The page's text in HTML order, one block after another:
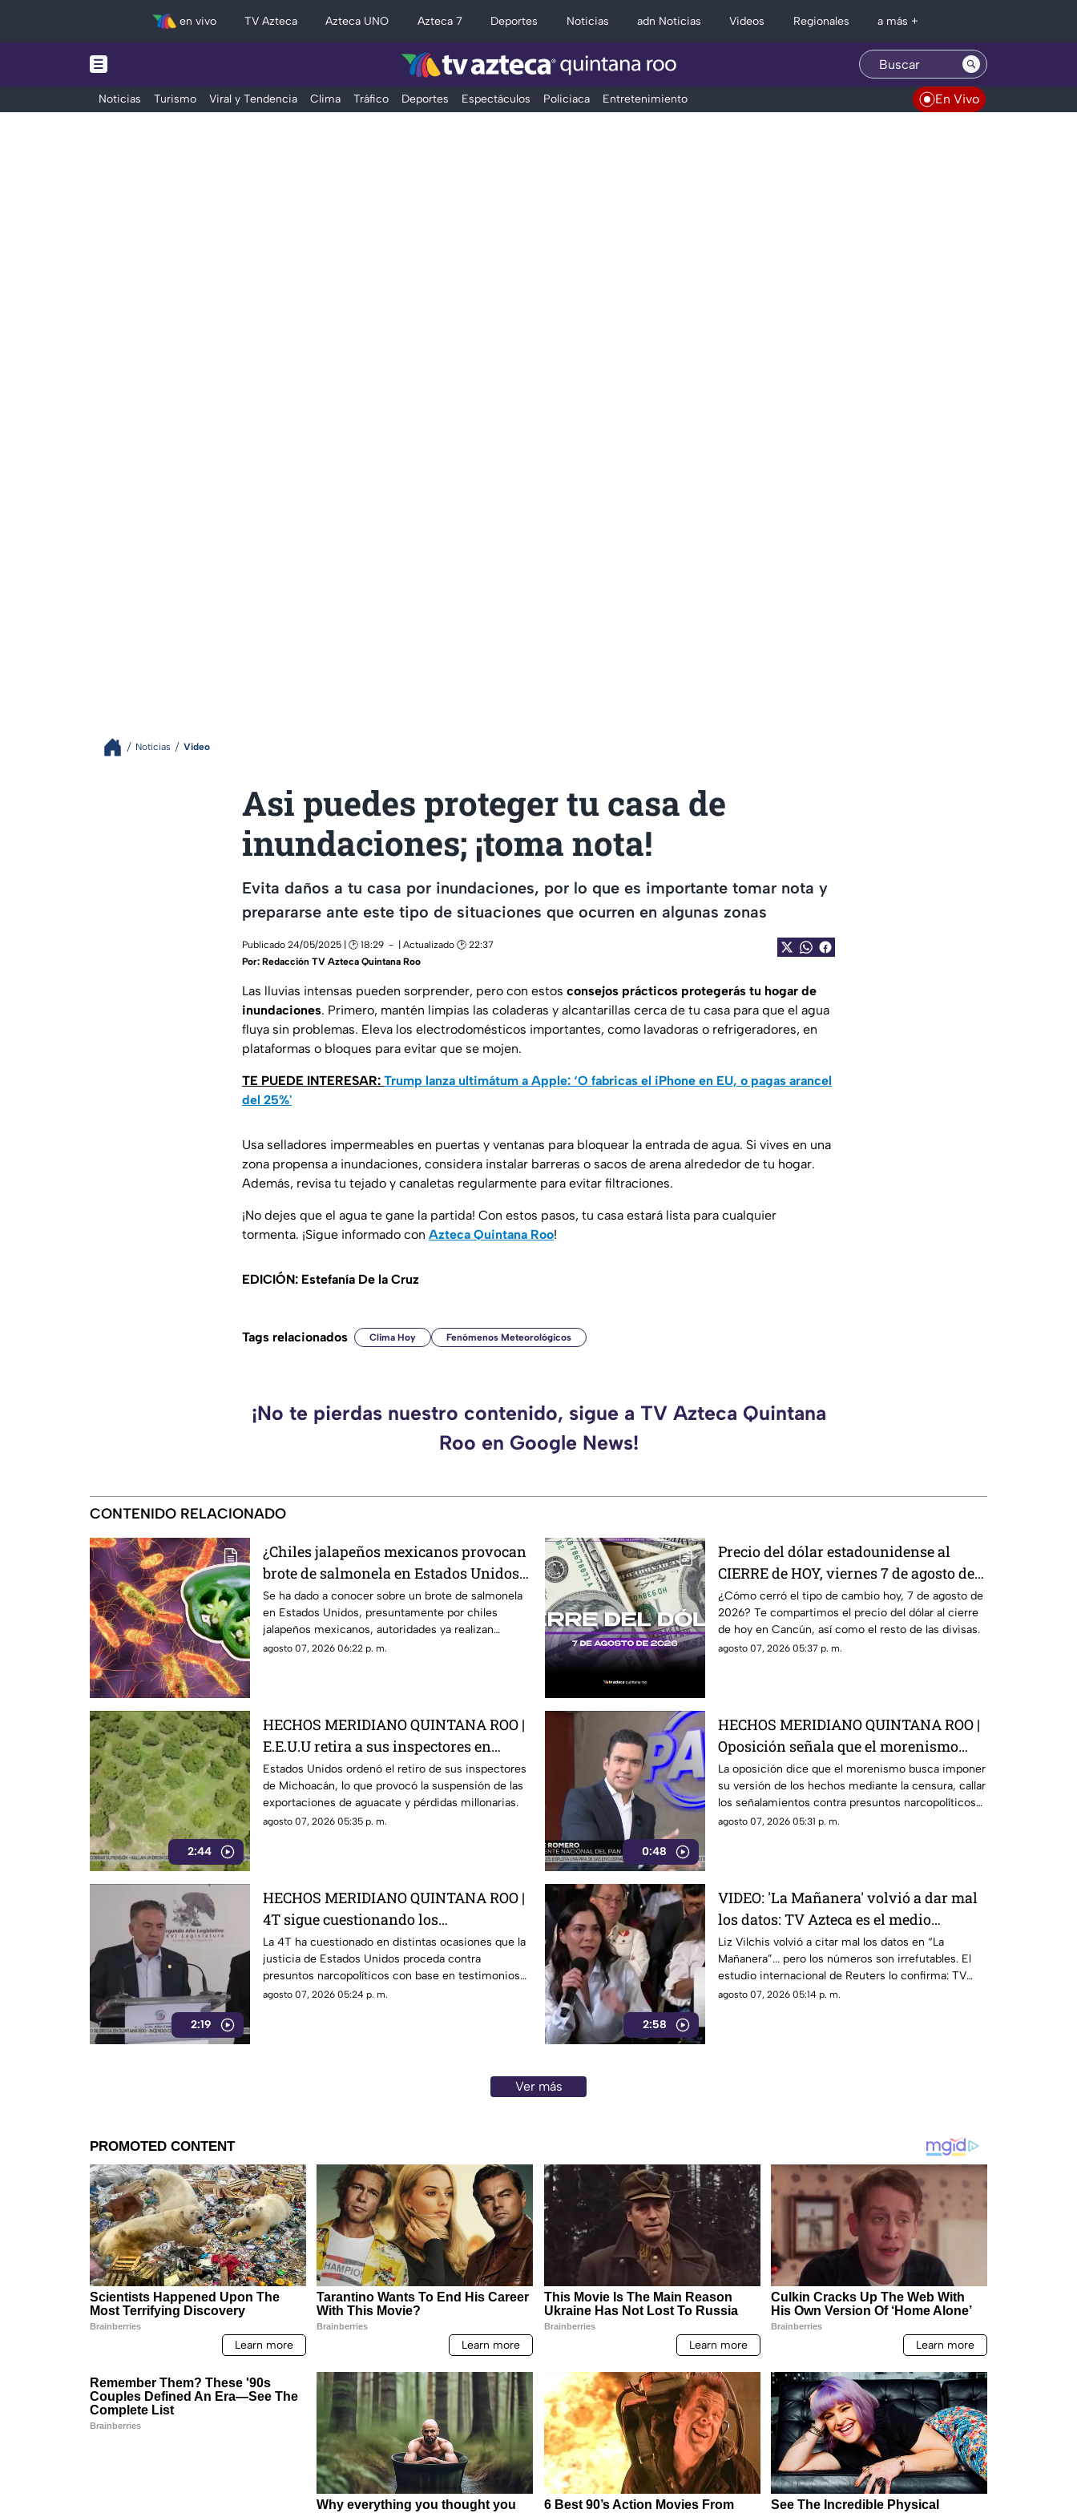
en vivo TV Azteca Azteca UNO Azteca 7 Deportes Noticias adn Noticias Videos Regionales a más +
Noticias Turismo Viral y Tendencia Clima Tráfico Deportes Espectáculos Policiaca Entretenimiento En Vivo
Noticias Video
Asi puedes proteger tu casa de
inundaciones; ¡toma nota!
Evita daños a tu casa por inundaciones, por lo que es importante tomar nota y
prepararse ante este tipo de situaciones que ocurren en algunas zonas
Publicado 24/05/2025 | 🕑 18:29
| Actualizado 🕑 22:37
Por: Redacción TV Azteca Quintana Roo
Las lluvias intensas pueden sorprender, pero con estos consejos prácticos protegerás tu hogar de
inundaciones. Primero, mantén limpias las coladeras y alcantarillas cerca de tu casa para que el agua
fluya sin problemas. Eleva los electrodomésticos importantes, como lavadoras o refrigeradores, en
plataformas o bloques para evitar que se mojen.
TE PUEDE INTERESAR: Trump lanza ultimátum a Apple: ‘O fabricas el iPhone en EU, o pagas arancel
del 25%'
Usa selladores impermeables en puertas y ventanas para bloquear la entrada de agua. Si vives en una
zona propensa a inundaciones, considera instalar barreras o sacos de arena alrededor de tu hogar.
Además, revisa tu tejado y canaletas regularmente para evitar filtraciones.
¡No dejes que el agua te gane la partida! Con estos pasos, tu casa estará lista para cualquier
tormenta. ¡Sigue informado con Azteca Quintana Roo!
EDICIÓN: Estefanía De la Cruz
Tags relacionados Clima Hoy Fenómenos Meteorológicos
¡No te pierdas nuestro contenido, sigue a TV Azteca Quintana
Roo en Google News!
CONTENIDO RELACIONADO
¿Chiles jalapeños mexicanos provocan
brote de salmonela en Estados Unidos?
Esto debes saber
Se ha dado a conocer sobre un brote de salmonela
en Estados Unidos, presuntamente por chiles
jalapeños mexicanos, autoridades ya realizan
investigación.
agosto 07, 2026 06:22 p. m.
Precio del dólar estadounidense al
CIERRE de HOY, viernes 7 de agosto de
2026, en Cancún
¿Cómo cerró el tipo de cambio hoy, 7 de agosto de
2026? Te compartimos el precio del dólar al cierre
de hoy en Cancún, así como el resto de las divisas.
agosto 07, 2026 05:37 p. m.
2:44
HECHOS MERIDIANO QUINTANA ROO |
E.E.U.U retira a sus inspectores en
Michoacán y provocá la suspensión de
exportaciones de aguacate
Estados Unidos ordenó el retiro de sus inspectores
de Michoacán, lo que provocó la suspensión de las
exportaciones de aguacate y pérdidas millonarias.
agosto 07, 2026 05:35 p. m.
0:48
HECHOS MERIDIANO QUINTANA ROO |
Oposición señala que el morenismo
quiere imponer su versión de los
hechos usando la censura
La oposición dice que el morenismo busca imponer
su versión de los hechos mediante la censura, callar
los señalamientos contra presuntos narcopolíticos
de la 4T y presentar a la oposición como la villana.
agosto 07, 2026 05:31 p. m.
2:19
HECHOS MERIDIANO QUINTANA ROO |
4T sigue cuestionando los
señalamientos de E.E.U.U contra
narc0polít1c0s como Rocha Moya
La 4T ha cuestionado en distintas ocasiones que la
justicia de Estados Unidos proceda contra
presuntos narcopolíticos con base en testimonios
de testigos protegidos, un mecanismo que
agosto 07, 2026 05:24 p. m.
2:58
VIDEO: 'La Mañanera' volvió a dar mal
los datos: TV Azteca es el medio
tradicional con mayor alcance y
credibilidad de México
Liz Vilchis volvió a citar mal los datos en “La
Mañanera”... pero los números son irrefutables. El
estudio internacional de Reuters lo confirma: TV
Azteca es el medio tradicional con mayor alcance y
agosto 07, 2026 05:14 p. m.
Ver más